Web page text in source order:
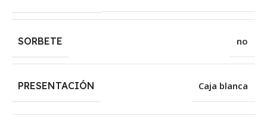
SORBETE no
PRESENTACIÓN Caja blanca